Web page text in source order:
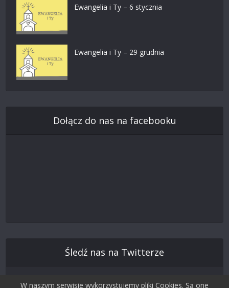
Ewangelia i Ty – 6 stycznia
Ewangelia i Ty – 29 grudnia
Dołącz do nas na facebooku
Śledź nas na Twitterze
W naszym serwisie wykorzystujemy pliki Cookies. Są one